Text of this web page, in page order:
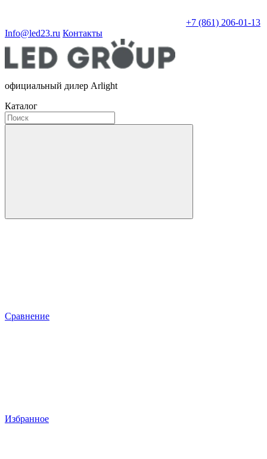
+7 (861) 206-01-13
Info@led23.ru Контакты
официальный дилер Arlight
Каталог
Сравнение
Избранное